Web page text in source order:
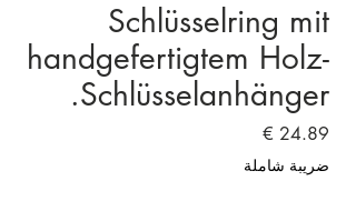
Schlüsselring mit
handgefertigtem Holz-
Schlüsselanhänger.
السعر
ضريبة شاملة